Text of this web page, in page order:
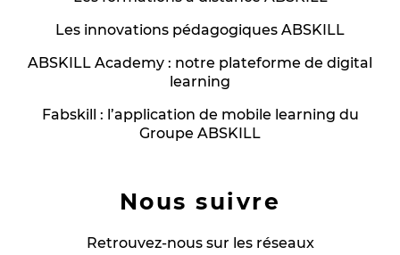
Les innovations pédagogiques ABSKILL
ABSKILL Academy : notre plateforme de digital
learning
Fabskill : l’application de mobile learning du
Groupe ABSKILL
Nous suivre
Retrouvez-nous sur les réseaux